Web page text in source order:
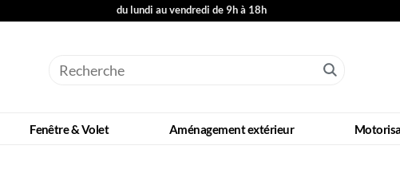
du lundi au vendredi de 9h à 18h
Fenêtre & Volet Aménagement extérieur